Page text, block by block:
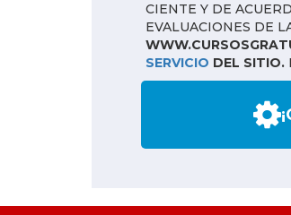
CIENTE Y DE
EVALUACIONES DE
SERVICIO DEL SITIO.